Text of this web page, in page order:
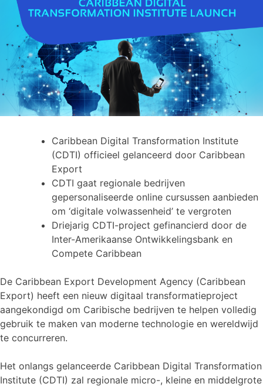
Caribbean Digital Transformation Institute
(CDTI) officieel gelanceerd door Caribbean
Export
CDTI gaat regionale bedrijven
gepersonaliseerde online cursussen aanbieden
om ‘digitale volwassenheid’ te vergroten
Driejarig CDTI-project gefinancierd door de
Inter-Amerikaanse Ontwikkelingsbank en
Compete Caribbean
De Caribbean Export Development Agency (Caribbean
Export) heeft een nieuw digitaal transformatieproject
aangekondigd om Caribische bedrijven te helpen volledig
gebruik te maken van moderne technologie en wereldwijd
te concurreren.
Het onlangs gelanceerde Caribbean Digital Transformation
Institute (CDTI) zal regionale micro-, kleine en middelgrote